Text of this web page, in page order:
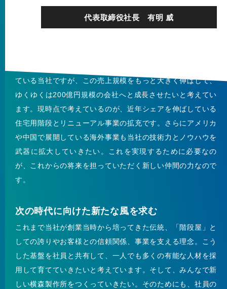
ている当社ですが、この売上規模をもっと大きく伸ばして、
ゆくゆくは200億円規模の会社へと成長させたいと考えてい
ます。現時点で考えているのが、近年シェアを伸ばしている
住宅用階段とリニューアル事業の拡充です。さらにアメリカ
や中国で展開している海外事業も当社の技術力とノウハウを
武器に拡大していきたい。これを実現するために必要なの
が、これからの将来を担っていただく新しい仲間の力なので
す。
次の時代に向けた新たな風を求む
これまで当社が創業当時から培ってきた伝統、「階段屋」と
しての誇りやお客様との信頼関係、事業を支える理念。こう
した基盤を社員と共有して、一人でも多くの有能な人材を採
用して育てていきたいと考えています。そして、みんなで新
しい横森製作所をつくっていきたい。そのためにも、社員の
代表取締役社長 有明 威